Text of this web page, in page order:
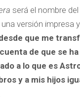
será el nombre
versión impresa
que me
de que se
a lo que es
y a mis hijos